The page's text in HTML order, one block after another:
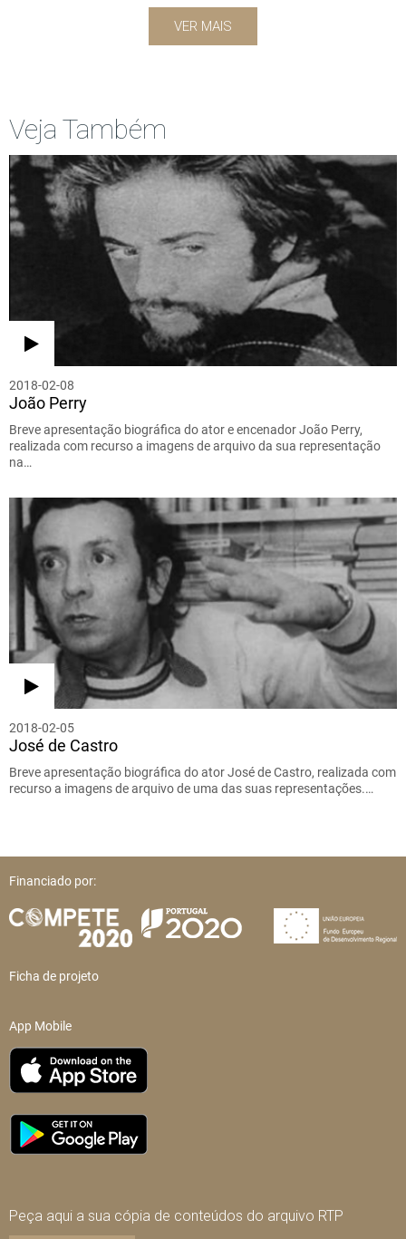
VER MAIS
Veja Também
2018-02-08
João Perry
Breve apresentação biográfica do ator e encenador João Perry,
realizada com recurso a imagens de arquivo da sua representação
na…
2018-02-05
José de Castro
Breve apresentação biográfica do ator José de Castro, realizada com
recurso a imagens de arquivo de uma das suas representações.…
Financiado por:
Ficha de projeto
App Mobile
Peça aqui a sua cópia de conteúdos do arquivo RTP